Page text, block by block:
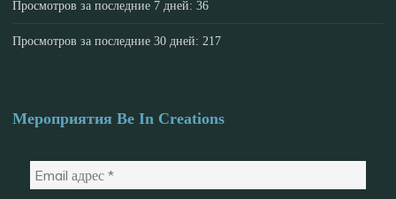
Просмотров за последние 7 дней:36
Просмотров за последние 30 дней: 217
Мероприятия Be In Creations